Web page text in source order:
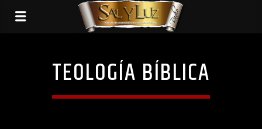
TEOLOGÍA BÍBLICA